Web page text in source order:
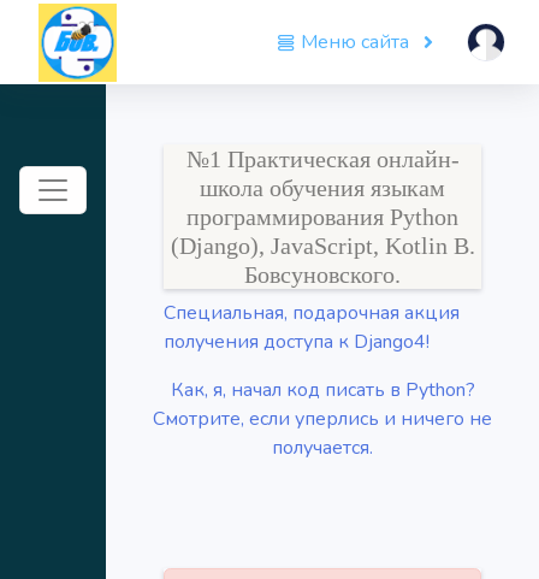
Toggle navigation
Меню сайта
№1 Практическая онлайн-
школа обучения языкам
программирования Python
(Django), JavaScript, Kotlin В.
Бовсуновского.
Специальная, подарочная акция
получения доступа к Django4!
Как, я, начал код писать в Python?
Смотрите, если уперлись и ничего не
получается.